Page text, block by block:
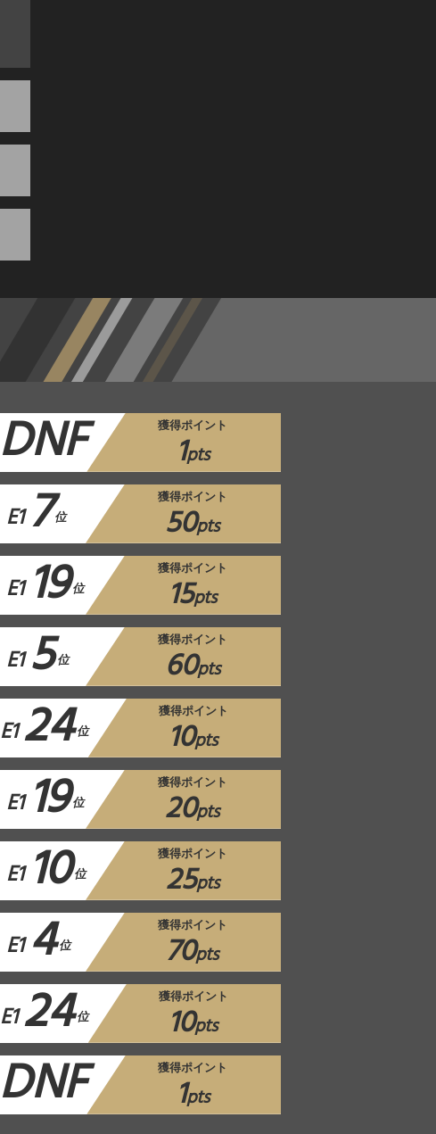
DNF 獲得ポイント
1pts
E1 7 位
獲得ポイント
50pts
E1 19位
獲得ポイント
15pts
E1 5位
獲得ポイント
60pts
E124位
獲得ポイント
10pts
E1 19位
獲得ポイント
20pts
E1 10位
獲得ポイント
25pts
E1 4位
獲得ポイント
70pts
E124位
獲得ポイント
10pts
DNF 獲得ポイント
1pts